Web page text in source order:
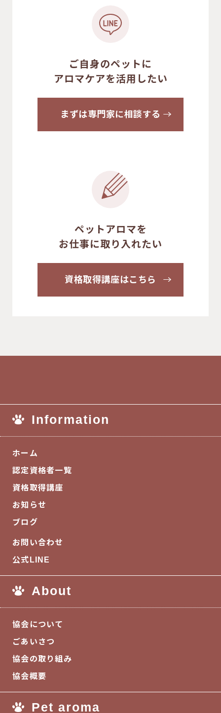
ご自身のペットに
アロマケアを活用したい
まずは専門家に相談する
ペットアロマを
お仕事に取り入れたい
資格取得講座はこちら
Information
ホーム
認定資格者一覧
資格取得講座
お知らせ
ブログ
お問い合わせ
公式LINE
About
協会について
ごあいさつ
協会の取り組み
協会概要
Pet aroma